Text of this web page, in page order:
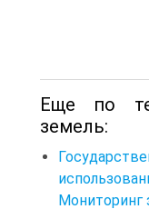
Еще по
земель:
Мониторинг